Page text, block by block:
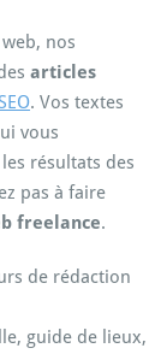
nos
articles
. Vos textes
vous
résultats des
pas à faire
freelance.
de rédaction
guide de lieux,